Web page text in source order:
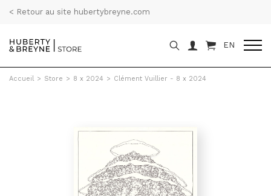
< Retour au site hubertybreyne.com
EN
Accueil > Store > 8 x 2024 > Clément Vuillier - 8 x 2024